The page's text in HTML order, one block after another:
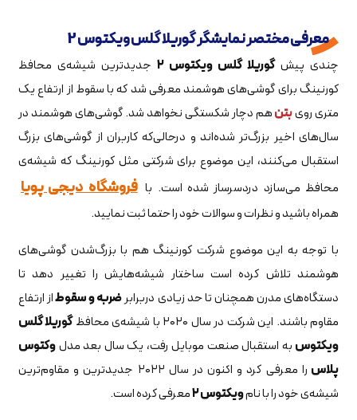
معرفی مختصر نمایشگر گوریلا گلس ویکتوس 2
چندی پیشگوریلا گلس ویکتوس ۲
جدیدترین شیشه‌ی محافظ
کورنینگ برای گوشی‌های هوشمند معرفی شد که با سقوط از ارتفاع یک
متری رویبتنهم دچار شکستگی نخواهد شد. گوشی‌های هوشمند در
سال‌های اخیر بزرگ‌تر شده‌اند و درحالی‌که کاربران از گوشی‌های بزرگ
استقبال می‌کنند،‌ این موضوع برای شرکتی مثل کورنینگ که شیشه‌ی
محافظ می‌سازد دردسرساز شده است. با فروشگاه دیجی پویا
همراه باشید و نظرات و سوالات خود را حتما ثبت نمایید.
با توجه به این موضوع شرکت کورنینگ هم با بزرگ‌شدن گوشی‌های
هوشمند تلاش کرده است ساختار شیشه‌هایش را تغییر دهد تا
دستگاه‌های مدرن همچنان تا حد زیادی دربرابرضربه و سقوطاز ارتفاع
مقاوم باشند. این شرکت در سال ۲۰۲۰ با شیشه‌ی محافظ
گوریلا گلس
ویکتوس به استقبال صنعت موبایل رفت، یک سال بعد مدلوکتوس
پلاس
را معرفی کرد و اکنون در سال ۲۰۲۲ جدیدترین و مقاوم‌ترین
شیشه‌ی خود را با نامویکتوس ۲
معرفی کرده است.